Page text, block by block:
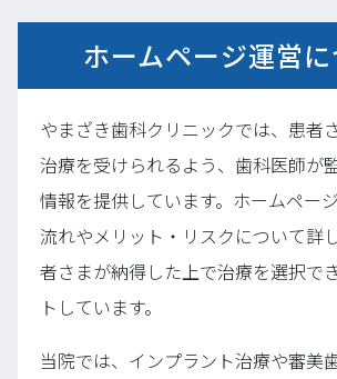
ホームページ運営
やまざき歯科クリニックでは、患者
治療を受けられるよう、歯科医師が
情報を提供しています。ホームペー
流れやメリット・リスクについて詳
者さまが納得した上で治療を選択で
トしています。
当院では、インプラント治療や審美